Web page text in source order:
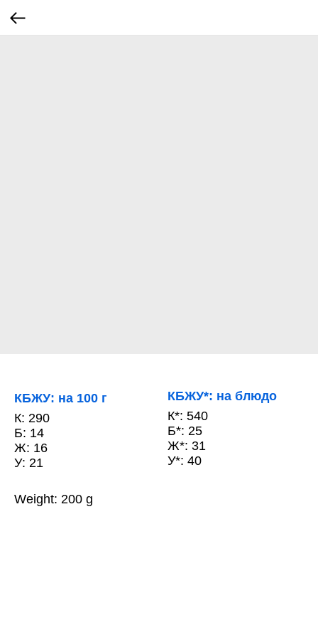
КБЖУ: на 100 г
К: 290
Б: 14
Ж: 16
У: 21
КБЖУ*: на блюдо
К*: 540
Б*: 25
Ж*: 31
У*: 40
Weight: 200 g